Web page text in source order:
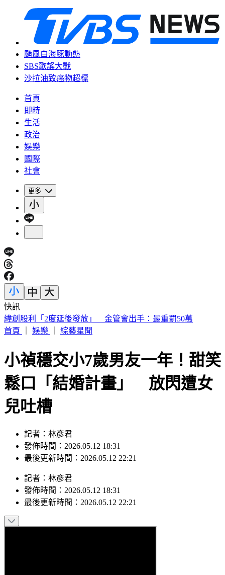
颱風白海豚動態
SBS歌謠大戰
沙拉油致癌物超標
首頁
即時
生活
政治
娛樂
國際
社會
更多
快訊
傅子純「穿病人服回家」生前暖舉惹鼻酸 愛妻心碎：我想你
了
小禎穩交小7歲男友一年！甜笑
鬆口「結婚計畫」 放閃遭女
兒吐槽
記者：林彥君
發佈時間：2026.05.12 18:31
記者：林彥君
發佈時間：2026.05.12 18:31